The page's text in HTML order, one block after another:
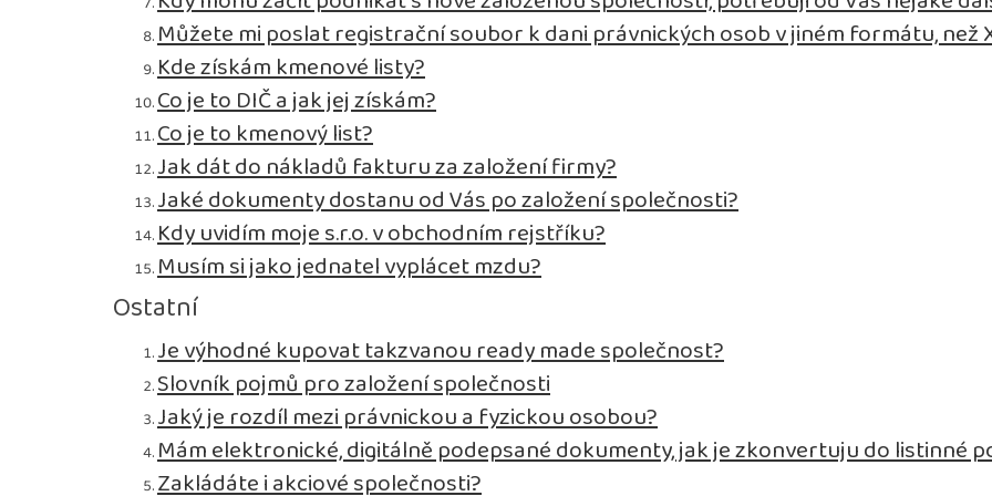
Můžete mi poslat registrační soubor k dani právnických osob v jiném formátu, než
Kde získám kmenové listy?
Co je to DIČ a jak jej získám?
Co je to kmenový list?
Jak dát do nákladů fakturu za založení firmy?
Jaké dokumenty dostanu od Vás po založení společnosti?
Kdy uvidím moje s.r.o. v obchodním rejstříku?
Musím si jako jednatel vyplácet mzdu?
Ostatní
Je výhodné kupovat takzvanou ready made společnost?
Slovník pojmů pro založení společnosti
Jaký je rozdíl mezi právnickou a fyzickou osobou?
Mám elektronické, digitálně podepsané dokumenty, jak je zkonvertuju do listinné
Zakládáte i akciové společnosti?